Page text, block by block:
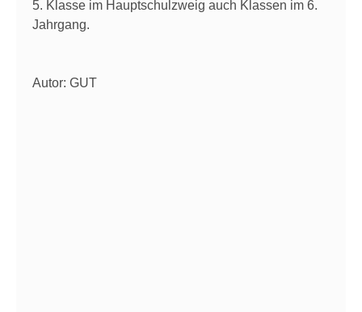
5. Klasse im Hauptschulzweig auch Klassen im 6.
Jahrgang.
Autor: GUT